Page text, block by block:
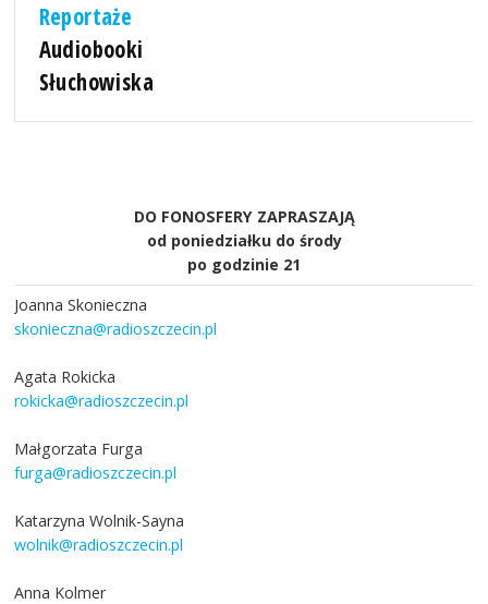
Reportaże
Audiobooki
Słuchowiska
DO FONOSFERY ZAPRASZAJĄ
od poniedziałku do środy
po godzinie 21
Joanna Skonieczna
skonieczna@radioszczecin.pl
Agata Rokicka
rokicka@radioszczecin.pl
Małgorzata Furga
furga@radioszczecin.pl
Katarzyna Wolnik-Sayna
wolnik@radioszczecin.pl
Anna Kolmer